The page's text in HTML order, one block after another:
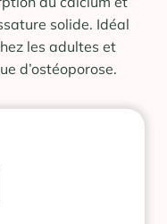
solide. Idéal
les adultes et
d’ostéoporose.